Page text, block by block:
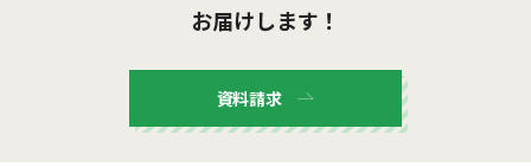
お届けします！
資料請求